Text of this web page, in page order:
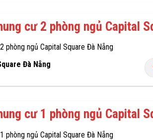
cư 2 phòng ngủ Capital
phòng ngủ Capital Square Đà Nẵng
Đà Nẵng
cư 1 phòng ngủ Capital
phòng ngủ Capital Square Đà Nẵng